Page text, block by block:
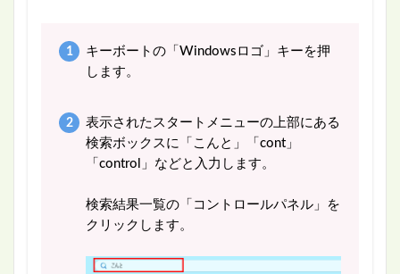
キーボートの「Windowsロゴ」キーを押
します。
表示されたスタートメニューの上部にある
検索ボックスに「こんと」「cont」
「control」などと入力します。
検索結果一覧の「コントロールパネル」を
クリックします。